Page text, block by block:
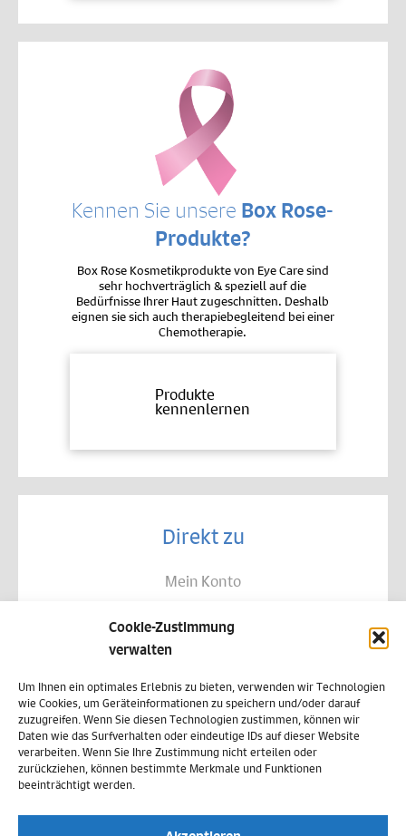
Cookie-Zustimmung
verwalten
Um Ihnen ein optimales Erlebnis zu bieten, verwenden wir Technologien
wie Cookies, um Geräteinformationen zu speichern und/oder darauf
zuzugreifen. Wenn Sie diesen Technologien zustimmen, können wir
Daten wie das Surfverhalten oder eindeutige IDs auf dieser Website
verarbeiten. Wenn Sie Ihre Zustimmung nicht erteilen oder
zurückziehen, können bestimmte Merkmale und Funktionen
beeinträchtigt werden.
Kennen Sie unsere Box Rose-
Produkte?
Box Rose Kosmetikprodukte von Eye Care sind
sehr hochverträglich & speziell auf die
Bedürfnisse Ihrer Haut zugeschnitten. Deshalb
eignen sie sich auch therapiebegleitend bei einer
Chemotherapie.
Produkte
kennenlernen
Direkt zu
Mein Konto
Allgemeine Geschäftsbedingungen
Datenschutz
Widerruf
Zahlungsweisen
Versand & Lieferung